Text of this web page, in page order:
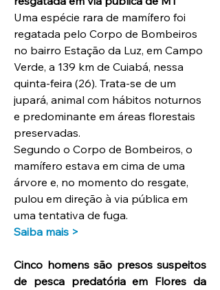
Uma espécie rara de mamífero foi
regatada pelo Corpo de Bombeiros
no bairro Estação da Luz, em Campo
Verde, a 139 km de Cuiabá, nessa
quinta-feira (26). Trata-se de um
jupará, animal com hábitos noturnos
e predominante em áreas florestais
preservadas.
Segundo o Corpo de Bombeiros, o
mamífero estava em cima de uma
árvore e, no momento do resgate,
pulou em direção à via pública em
uma tentativa de fuga.
Saiba mais >
Cinco homens são presos suspeitos
de pesca predatória em Flores da